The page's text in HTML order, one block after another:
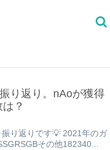
り返り。nAoが獲得
？
り返りです💡 2021年のガ
その他182340...